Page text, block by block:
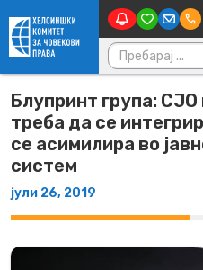
Skip to content
Пребарувај
Блупринт група: СЈО
треба да се
се асимилира во
систем
јули 26, 2019